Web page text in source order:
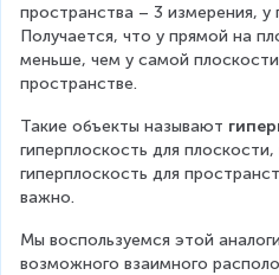
пространства – 3 измерения,
Получается, что у прямой на
меньше, чем у самой
пространстве.
Такие объекты называют
гиперплоскость для
гиперплоскость для
важно.
Мы воспользуемся этой
возможного взаимного